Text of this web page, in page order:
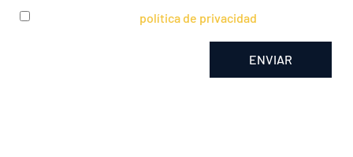
política de privacidad
ENVIAR